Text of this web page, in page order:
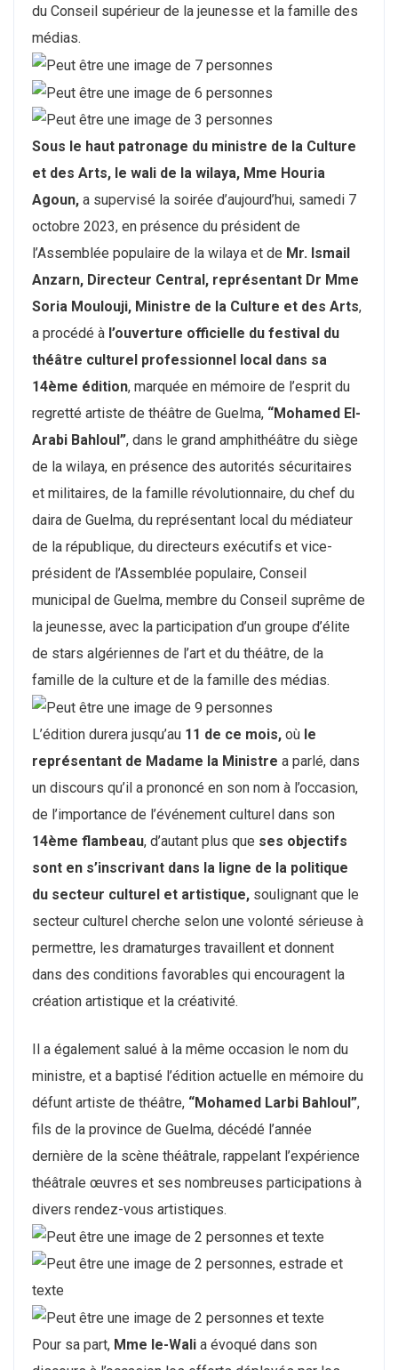
du Conseil supérieur de la jeunesse et la famille des
médias.
Sous le haut patronage du ministre de la Culture
et des Arts, le wali de la wilaya, Mme Houria
Agoun, a supervisé la soirée d’aujourd’hui, samedi 7
octobre 2023, en présence du président de
l’Assemblée populaire de la wilaya et de Mr. Ismail
Anzarn, Directeur Central, représentant Dr Mme
Soria Moulouji, Ministre de la Culture et des Arts,
a procédé à l’ouverture officielle du festival du
théâtre culturel professionnel local dans sa
14ème édition, marquée en mémoire de l’esprit du
regretté artiste de théâtre de Guelma, “Mohamed El-
Arabi Bahloul”, dans le grand amphithéâtre du siège
de la wilaya, en présence des autorités sécuritaires
et militaires, de la famille révolutionnaire, du chef du
daira de Guelma, du représentant local du médiateur
de la république, du directeurs exécutifs et vice-
président de l’Assemblée populaire, Conseil
municipal de Guelma, membre du Conseil suprême de
la jeunesse, avec la participation d’un groupe d’élite
de stars algériennes de l’art et du théâtre, de la
famille de la culture et de la famille des médias.
L’édition durera jusqu’au 11 de ce mois, où le
représentant de Madame la Ministre a parlé, dans
un discours qu’il a prononcé en son nom à l’occasion,
de l’importance de l’événement culturel dans son
14ème flambeau, d’autant plus que ses objectifs
sont en s’inscrivant dans la ligne de la politique
du secteur culturel et artistique, soulignant que le
secteur culturel cherche selon une volonté sérieuse à
permettre, les dramaturges travaillent et donnent
dans des conditions favorables qui encouragent la
création artistique et la créativité.
Il a également salué à la même occasion le nom du
ministre, et a baptisé l’édition actuelle en mémoire du
défunt artiste de théâtre, “Mohamed Larbi Bahloul”,
fils de la province de Guelma, décédé l’année
dernière de la scène théâtrale, rappelant l’expérience
théâtrale œuvres et ses nombreuses participations à
divers rendez-vous artistiques.
Pour sa part, Mme le-Wali a évoqué dans son